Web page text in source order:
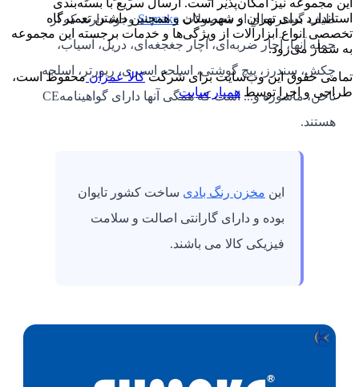
طیف گسترده‌ای از محصولات Sumake وجود دارند که از
جمله آنها، آچار ضربه‌ای، آچار جغجغه‌ای، دریل، آسیاب،
چکش، سندرز، پیچ گوشتی، اسلحه اسپری، ریورتر، اسلحه
ناخن، ماسوره و... است که همگی آنها دارای گواهینامهCE
هستند.
این مخزن رنگ بادی ساخت کشور تایوان
بوده و دارای گارانتی اصالت و سلامت
فیزیکی کالا می باشند.
این مجموعه نیز امکان‌پذیر است. ارسال سریع با بسته‌بندی
استاندارد برای تهران و شهرستان و همچنین داشتن تعمیرگاه
تخصصی انواع ابزارآلات از ویژگی‌ها و خدمات برجسته این مجموعه
به شمار می‌رود.
تمامی حقوق این وب‌سایت برای شرکتکالا عمرانمحفوظ است،
طراحی و اجرا توسط همیار سایت